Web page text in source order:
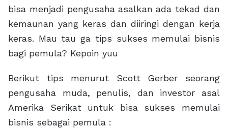
bisa menjadi pengusaha asalkan ada tekad dan
kemaunan yang keras dan diiringi dengan kerja
keras. Mau tau ga tips sukses memulai bisnis
bagi pemula? Kepoin yuu
Berikut tips menurut Scott Gerber seorang
pengusaha muda, penulis, dan investor asal
Amerika Serikat untuk bisa sukses memulai
bisnis sebagai pemula :